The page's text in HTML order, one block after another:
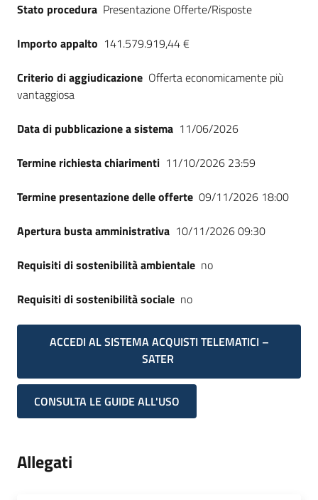
Stato procedura Presentazione Offerte/Risposte
Importo appalto 141.579.919,44 €
Criterio di aggiudicazione Offerta economicamente più
vantaggiosa
Data di pubblicazione a sistema 11/06/2026
Termine richiesta chiarimenti 11/10/2026 23:59
Termine presentazione delle offerte 09/11/2026 18:00
Apertura busta amministrativa 10/11/2026 09:30
Requisiti di sostenibilità ambientale no
Requisiti di sostenibilità sociale no
ACCEDI AL SISTEMA ACQUISTI TELEMATICI –
SATER
CONSULTA LE GUIDE ALL'USO
Allegati